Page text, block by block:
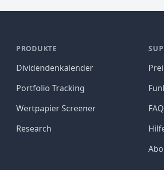
PRODUKTE
Dividendenkalender
Portfolio Tracking
Wertpapier Screener
Research
FAQ